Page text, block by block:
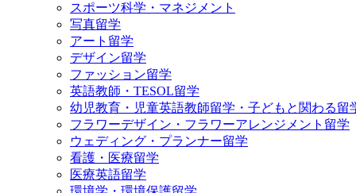
スポーツ科学・マネジメント
写真留学
アート留学
デザイン留学
ファッション留学
英語教師・TESOL留学
幼児教育・児童英語教師留学・子どもと関わる留
フラワーデザイン・フラワーアレンジメント留学
ウェディング・プランナー留学
看護・医療留学
医療英語留学